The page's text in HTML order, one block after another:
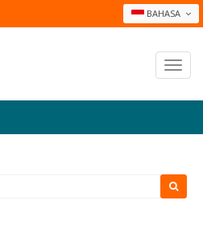
BAHASA